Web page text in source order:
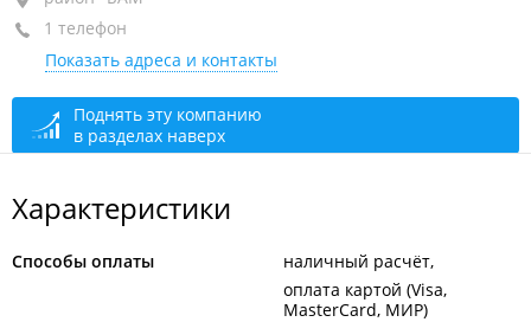
1-й этаж
+7 908 977-97-07
открыто: 08:00–22:00
1 телефон
Показать адреса и контакты
Поднять эту компанию
в разделах наверх
Характеристики
Способы оплаты
наличный расчёт
оплата картой (Visa,
MasterCard, МИР)